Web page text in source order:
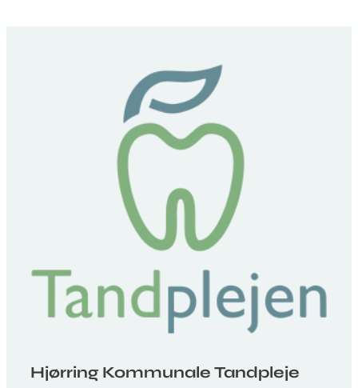
Hjørring Kommunale Tandpleje